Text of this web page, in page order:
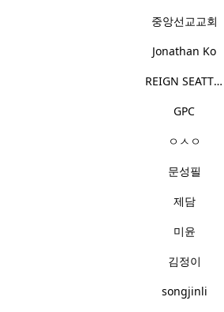
중앙선교교회
Jonathan Ko
REIGN SEATTLE
GPC
ㅇㅅㅇ
문성필
제담
미윤
김정이
songjinli